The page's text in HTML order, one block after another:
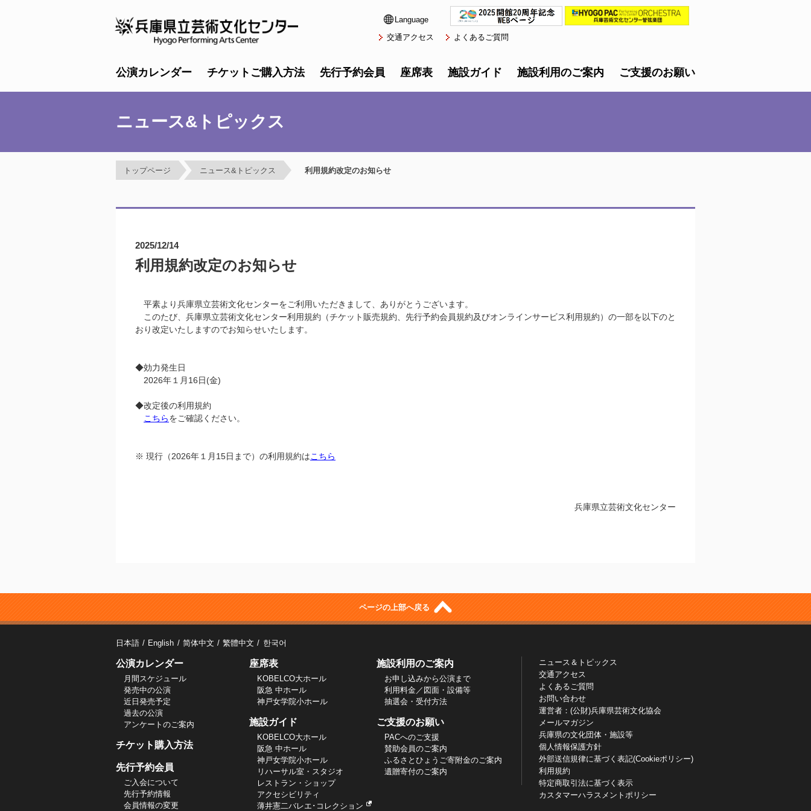
Language
交通アクセス
よくあるご質問
公演カレンダー チケットご購入方法 先行予約会員 座席表 施設ガイド 施設利用のご案内 ご支援のお願い
ニュース&トピックス
トップページ ニュース&トピックス 利用規約改定のお知らせ
2025/12/14
利用規約改定のお知らせ
平素より兵庫県立芸術文化センターをご利用いただきまして、ありがとうございます。
このたび、兵庫県立芸術文化センター利用規約（チケット販売規約、先行予約会員規約及びオンラインサービス利用規約）の一部を以下のと
おり改定いたしますのでお知らせいたします。
◆効力発生日
2026年１月16日(金)
◆改定後の利用規約
こちらをご確認ください。
※ 現行（2026年１月15日まで）の利用規約はこちら
兵庫県立芸術文化センター
ページの上部へ戻る
日本語 English 简体中文 繁體中文 한국어
公演カレンダー
月間スケジュール
発売中の公演
近日発売予定
過去の公演
アンケートのご案内
チケット購入方法
先行予約会員
ご入会について
先行予約情報
会員情報の変更
座席表
KOBELCO大ホール
阪急 中ホール
神戸女学院小ホール
施設ガイド
KOBELCO大ホール
阪急 中ホール
神戸女学院小ホール
リハーサル室・スタジオ
レストラン・ショップ
アクセシビリティ
薄井憲二バレエ･コレクション
施設利用のご案内
お申し込みから公演まで
利用料金／図面・設備等
抽選会・受付方法
ご支援のお願い
PACへのご支援
賛助会員のご案内
ふるさとひょうご寄附金のご案内
遺贈寄付のご案内
ニュース＆トピックス
交通アクセス
よくあるご質問
お問い合わせ
運営者：(公財)兵庫県芸術文化協会
メールマガジン
兵庫県の文化団体・施設等
個人情報保護方針
外部送信規律に基づく表記(Cookieポリシー)
利用規約
特定商取引法に基づく表示
カスタマーハラスメントポリシー